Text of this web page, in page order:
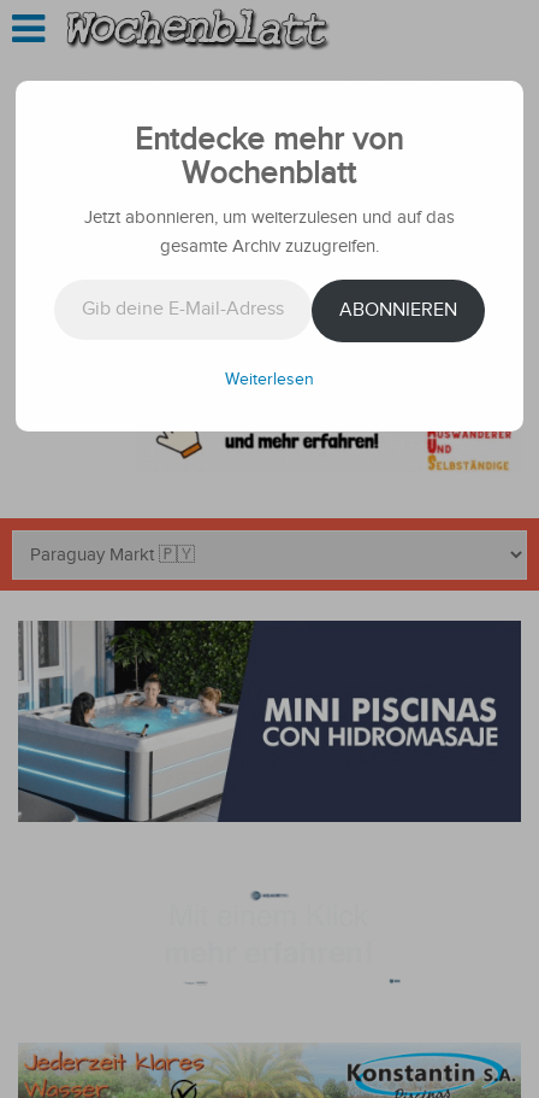
Entdecke mehr von
Wochenblatt
Jetzt abonnieren, um weiterzulesen und auf das
gesamte Archiv zuzugreifen.
ABONNIEREN
Weiterlesen